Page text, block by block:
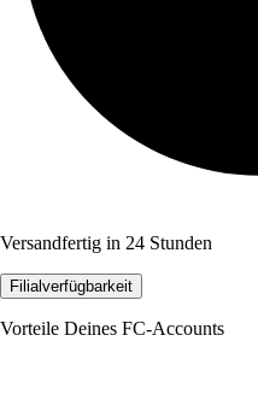
Versandfertig in 24 Stunden
Filialverfügbarkeit
Vorteile Deines FC-Accounts